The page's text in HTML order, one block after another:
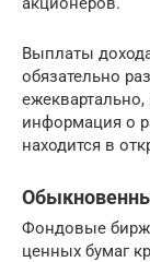
Выплаты
обязательно
информация о
находится в
Фондовые
ценных бумаг